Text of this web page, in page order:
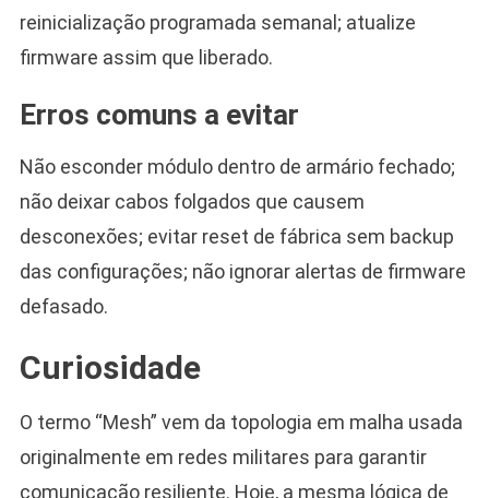
reinicialização programada semanal; atualize
firmware assim que liberado.
Erros comuns a evitar
Não esconder módulo dentro de armário fechado;
não deixar cabos folgados que causem
desconexões; evitar reset de fábrica sem backup
das configurações; não ignorar alertas de firmware
defasado.
Curiosidade
O termo “Mesh” vem da topologia em malha usada
originalmente em redes militares para garantir
comunicação resiliente. Hoje, a mesma lógica de